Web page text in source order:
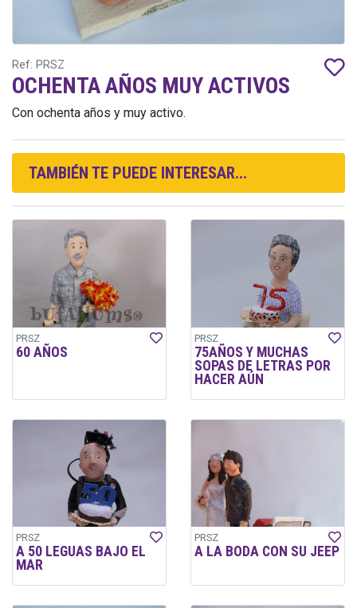
Ref: PRSZ
OCHENTA AÑOS MUY ACTIVOS
Con ochenta años y muy activo.
TAMBIÉN TE PUEDE INTERESAR...
PRSZ
60 AÑOS
PRSZ
75AÑOS Y MUCHAS
SOPAS DE LETRAS POR
HACER AÚN
PRSZ
A 50 LEGUAS BAJO EL
MAR
PRSZ
A LA BODA CON SU JEEP